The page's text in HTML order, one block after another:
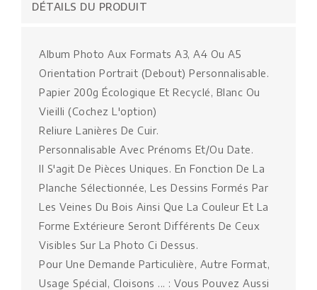
DÉTAILS DU PRODUIT
Album Photo Aux Formats A3, A4 Ou A5
Orientation Portrait (Debout) Personnalisable.
Papier 200g Écologique Et Recyclé, Blanc Ou
Vieilli (cochez L'option)
Reliure Lanières De Cuir.
Personnalisable Avec Prénoms Et/ou Date.
Il S'agit De Pièces Uniques. En Fonction De La
Planche Sélectionnée, Les Dessins Formés Par
Les Veines Du Bois Ainsi Que La Couleur Et La
Forme Extérieure Seront Différents De Ceux
Visibles Sur La Photo Ci Dessus.
Pour Une Demande Particulière, Autre Format,
Usage Spécial, Cloisons ... : Vous Pouvez Aussi